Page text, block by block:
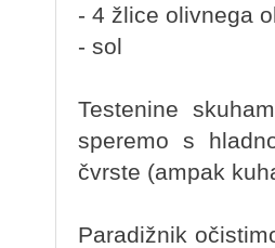
- 4 žlice olivnega
- sol
Testenine
speremo s
čvrste (ampak
Paradižnik